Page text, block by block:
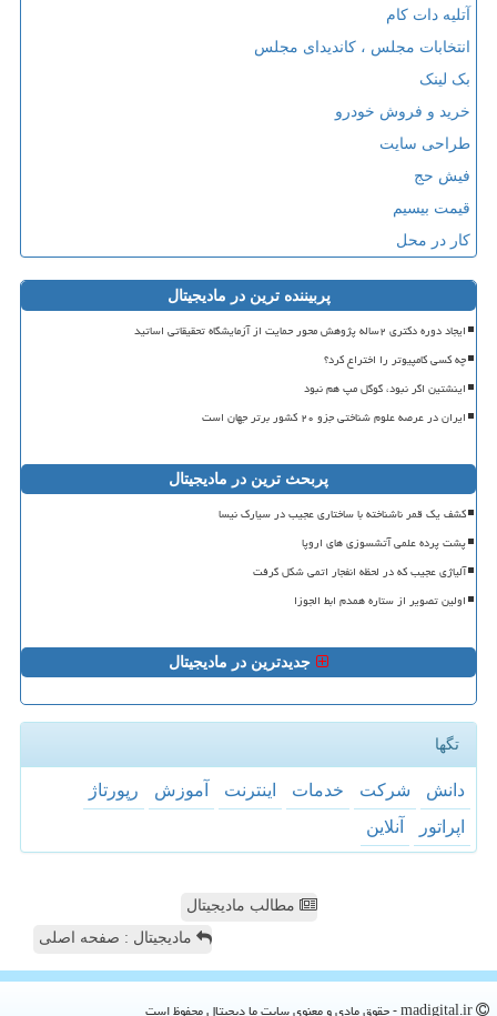
آتلیه دات کام
انتخابات مجلس ، کاندیدای مجلس
بک لینک
خرید و فروش خودرو
طراحی سایت
فیش حج
قیمت بیسیم
کار در محل
پربیننده ترین در مادیجیتال
ایجاد دوره دکتری ۲ساله پژوهش محور حمایت از آزمایشگاه تحقیقاتی اساتید
چه کسی کامپیوتر را اختراع کرد؟
اینشتین اگر نبود، گوگل مپ هم نبود
ایران در عرصه علوم شناختی جزو ۲۰ کشور برتر جهان است
پربحث ترین در مادیجیتال
کشف یک قمر ناشناخته با ساختاری عجیب در سیارک نیسا
پشت پرده علمی آتشسوزی های اروپا
آلیاژی عجیب که در لحظه انفجار اتمی شکل گرفت
اولین تصویر از ستاره همدم ابط الجوزا
جدیدترین در مادیجیتال
تگها
دانش شركت خدمات اینترنت آموزش
رپورتاژ
اپراتور
آنلاین
مطالب مادیجیتال
مادیجیتال : صفحه اصلی